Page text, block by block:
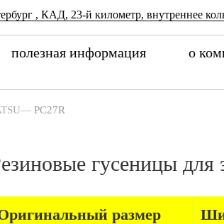
, КАД, 23-й километр, внутреннее
полезная информация о
— PC27R
гусеницы для
размер